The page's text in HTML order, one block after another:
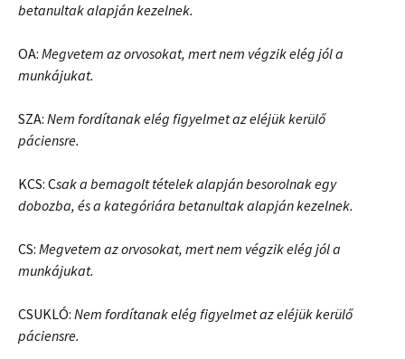
betanultak alapján kezelnek.
OA: Megvetem az orvosokat, mert nem végzik elég jól a
munkájukat.
SZA: Nem fordítanak elég figyelmet az eléjük kerülő
páciensre.
KCS: Csak a bemagolt tételek alapján besorolnak egy
dobozba, és a kategóriára betanultak alapján kezelnek.
CS: Megvetem az orvosokat, mert nem végzik elég jól a
munkájukat.
CSUKLÓ: Nem fordítanak elég figyelmet az eléjük kerülő
páciensre.